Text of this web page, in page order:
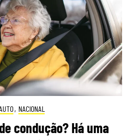
, NACIONAL
condução? Há uma